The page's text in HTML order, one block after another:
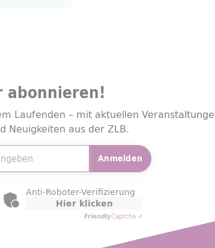
abonnieren!
Laufenden – mit aktuellen
Neuigkeiten aus der ZLB.
Anmelden
Anti-Roboter-Verifizierung
Hier klicken
FriendlyCaptcha ⇗